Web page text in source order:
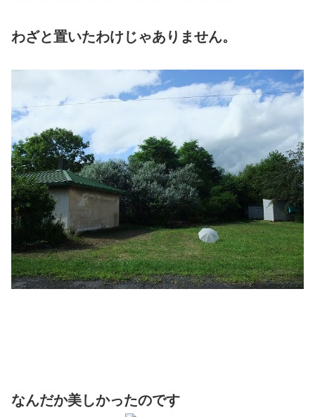
わざと置いたわけじゃありません。
なんだか美しかったのです